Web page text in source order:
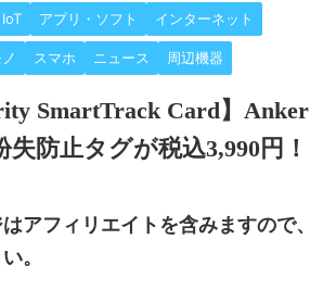
IoT アプリ・ソフト インターネット
スマホ ニュース 周辺機器
SmartTrack Card】Anker
防止タグが税込3,990円！
アフィリエイトを含みますので、
。